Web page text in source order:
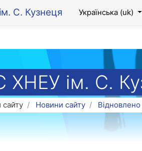
С. Кузнеця Українська ‎(uk)‎
ХНЕУ ім. С.
сайту Новини сайту